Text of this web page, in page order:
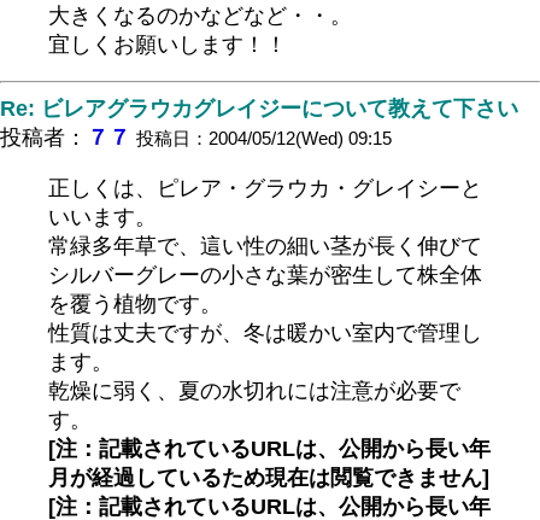
大きくなるのかなどなど・・。
宜しくお願いします！！
Re: ビレアグラウカグレイジーについて教えて下さい
投稿者： ７７ 投稿日：2004/05/12(Wed) 09:15
正しくは、ピレア・グラウカ・グレイシーと
いいます。
常緑多年草で、這い性の細い茎が長く伸びて
シルバーグレーの小さな葉が密生して株全体
を覆う植物です。
性質は丈夫ですが、冬は暖かい室内で管理し
ます。
乾燥に弱く、夏の水切れには注意が必要で
す。
[注：記載されているURLは、公開から長い年
月が経過しているため現在は閲覧できません]
[注：記載されているURLは、公開から長い年